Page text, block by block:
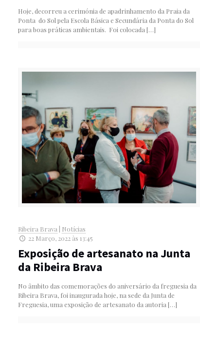
Hoje, decorreu a cerimónia de apadrinhamento da Praia da
Ponta do Sol pela Escola Básica e Secundária da Ponta do Sol
para boas práticas ambientais. Foi colocada […]
Ribeira Brava| Notícias
22 Março, 2022 às 13:45
Exposição de artesanato na Junta
da Ribeira Brava
No âmbito das comemorações do aniversário da freguesia da
Ribeira Brava, foi inaugurada hoje, na sede da Junta de
Freguesia, uma exposição de artesanato da autoria[…]